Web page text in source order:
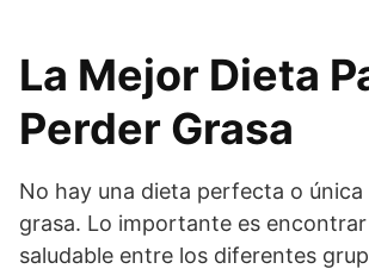
La Mejor Dieta
Perder Grasa
No hay una dieta perfecta o
grasa. Lo importante es
saludable entre los diferentes